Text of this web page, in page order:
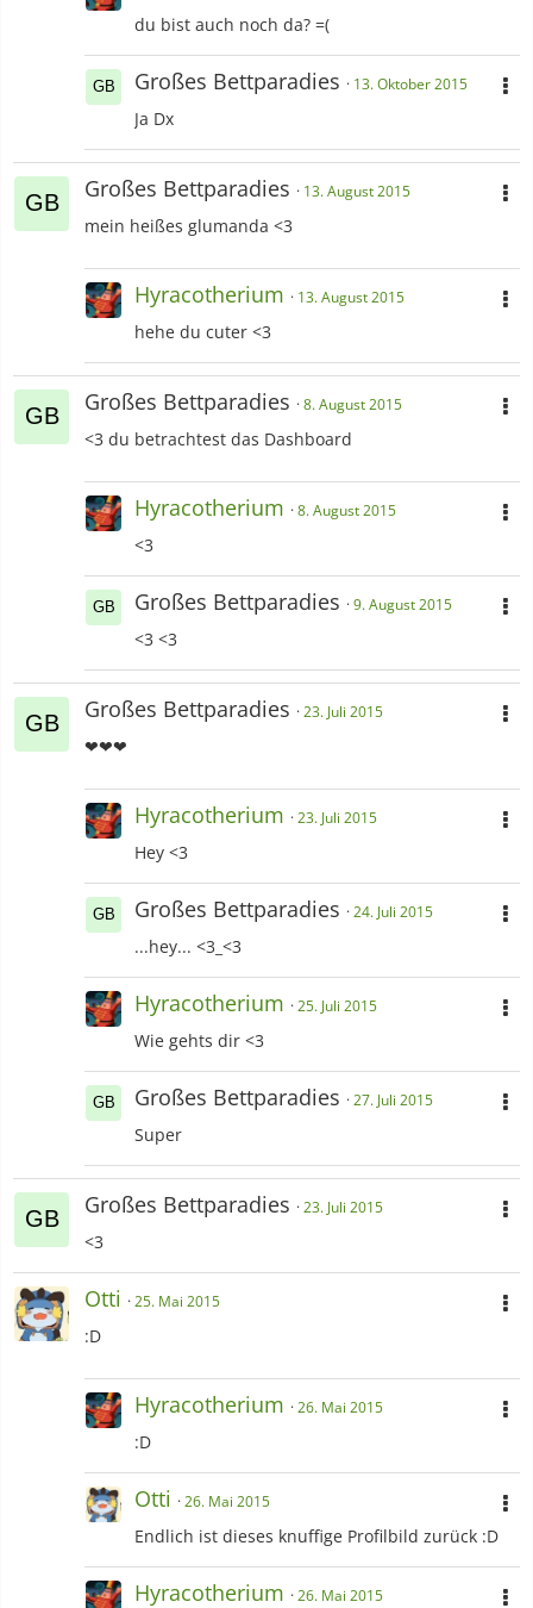
du bist auch noch da? =(
Großes Bettparadies 13. Oktober 2015
Ja Dx
Großes Bettparadies 13. August 2015
mein heißes glumanda <3
Hyracotherium 13. August 2015
hehe du cuter <3
Großes Bettparadies 8. August 2015
<3 du betrachtest das Dashboard
Hyracotherium 8. August 2015
<3
Großes Bettparadies 9. August 2015
<3 <3
Großes Bettparadies 23. Juli 2015
❤❤❤
Hyracotherium 23. Juli 2015
Hey <3
Großes Bettparadies 24. Juli 2015
...hey... <3_<3
Hyracotherium 25. Juli 2015
Wie gehts dir <3
Großes Bettparadies 27. Juli 2015
Super
Großes Bettparadies 23. Juli 2015
<3
Otti 25. Mai 2015
:D
Hyracotherium 26. Mai 2015
:D
Otti 26. Mai 2015
Endlich ist dieses knuffige Profilbild zurück :D
Hyracotherium 26. Mai 2015